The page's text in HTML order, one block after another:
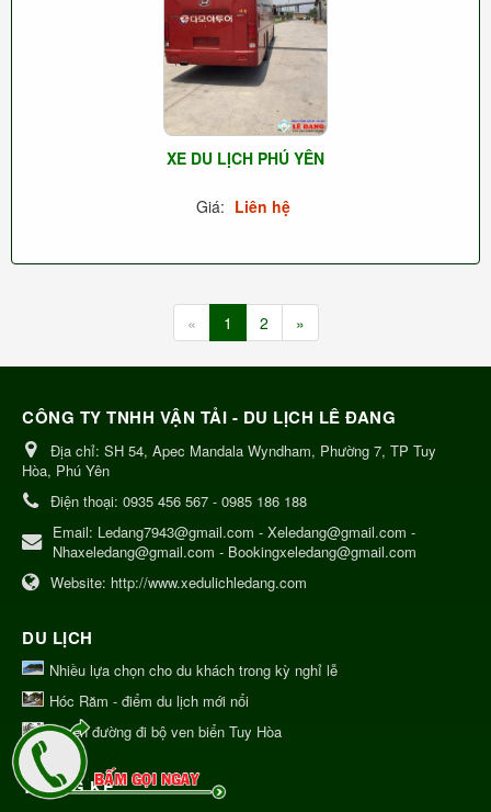
XE DU LỊCH PHÚ YÊN
Giá: Liên hệ
« 1 2 »
CÔNG TY TNHH VẬN TẢI - DU LỊCH LÊ ĐANG
Địa chỉ: SH 54, Apec Mandala Wyndham, Phường 7, TP Tuy
Hòa, Phú Yên
Điện thoại: 0935 456 567 - 0985 186 188
Email: Ledang7943@gmail.com - Xeledang@gmail.com -
Nhaxeledang@gmail.com - Bookingxeledang@gmail.com
Website: http://www.xedulichledang.com
DU LỊCH
Nhiều lựa chọn cho du khách trong kỳ nghỉ lễ
Hóc Răm - điểm du lịch mới nổi
Tuyến đường đi bộ ven biển Tuy Hòa
THỐNG KÊ